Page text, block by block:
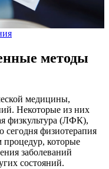
методы
медицины,
Некоторые из них
физкультура (ЛФК),
сегодня физиотерапия
процедур, которые
заболеваний
состояний.